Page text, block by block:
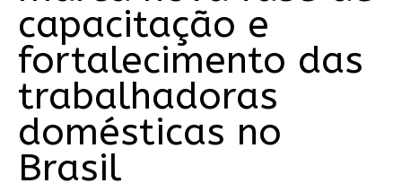
capacitação e
fortalecimento das
trabalhadoras
domésticas no
Brasil